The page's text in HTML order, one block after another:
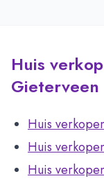
Huis
Gieterveen
Huis
Huis
Huis